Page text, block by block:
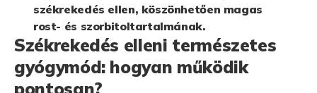
székrekedés ellen, köszönhetően magas
rost- és szorbitoltartalmának.
Székrekedés elleni természetes
gyógymód: hogyan működik
pontosan?